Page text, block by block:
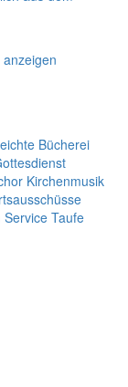
Bücherei
Kirchenmusik
Service Taufe